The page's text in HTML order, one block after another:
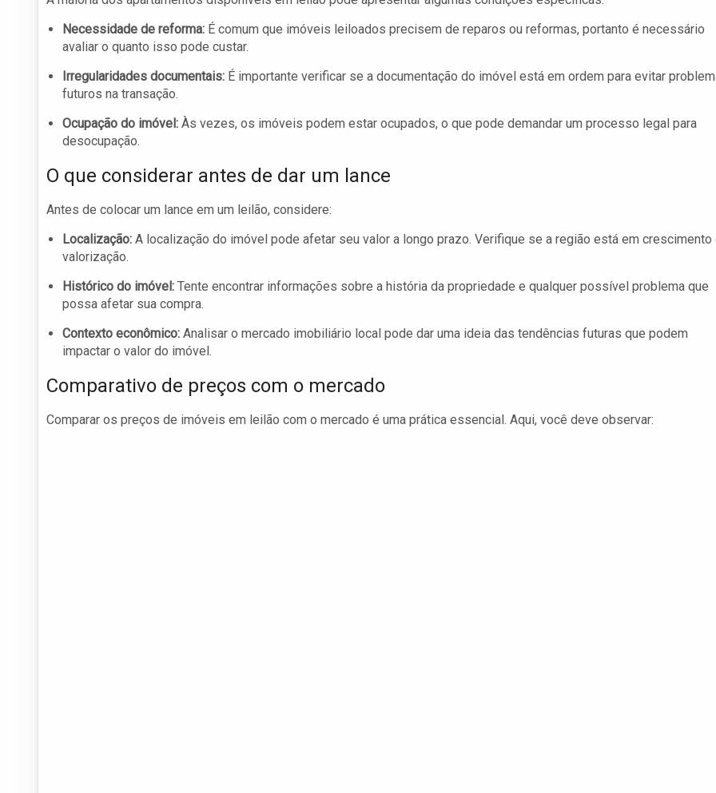
Necessidade de reforma: É comum que imóveis leiloados precisem de reparos ou reformas, portanto é necessário
avaliar o quanto isso pode custar.
Irregularidades documentais: É importante verificar se a documentação do imóvel está em ordem para evitar
futuros na transação.
Ocupação do imóvel: Às vezes, os imóveis podem estar ocupados, o que pode demandar um processo legal para
desocupação.
O que considerar antes de dar um lance
Antes de colocar um lance em um leilão, considere:
Localização: A localização do imóvel pode afetar seu valor a longo prazo. Verifique se a região está em crescimento
valorização.
Histórico do imóvel: Tente encontrar informações sobre a história da propriedade e qualquer possível problema que
possa afetar sua compra.
Contexto econômico: Analisar o mercado imobiliário local pode dar uma ideia das tendências futuras que podem
impactar o valor do imóvel.
Comparativo de preços com o mercado
Comparar os preços de imóveis em leilão com o mercado é uma prática essencial. Aqui, você deve observar: